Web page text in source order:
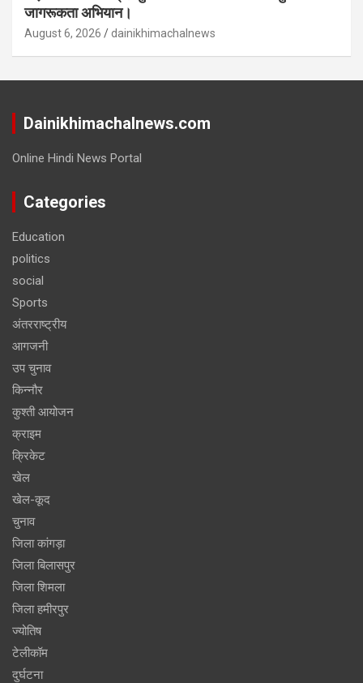
जागरूकता अभियान।
August 6, 2026 dainikhimachalnews
Dainikhimachalnews.com
Online Hindi News Portal
Categories
Education
politics
social
Sports
अंतरराष्ट्रीय
आगजनी
उप चुनाव
किन्नौर
कुश्ती आयोजन
क्राइम
क्रिकेट
खेल
खेल-कूद
चुनाव
जिला कांगड़ा
जिला बिलासपुर
जिला शिमला
जिला हमीरपुर
ज्योतिष
टेलीकॉम
दुर्घटना